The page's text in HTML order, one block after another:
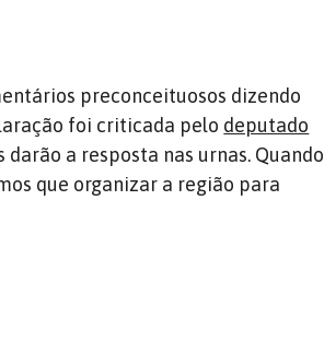
preconceituosos dizendo
foi criticada pelo deputado
darão a resposta nas urnas. Quando
que organizar a região para